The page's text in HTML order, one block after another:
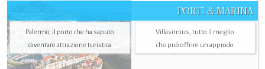
PORTI & MARINA
Palermo, il porto che ha saputo
diventare attrazione turistica
Villasimius, tutto il meglio
che può offrire un approdo